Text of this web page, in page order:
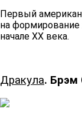
Первый
на
начале XX века.
Дракула. Брэм